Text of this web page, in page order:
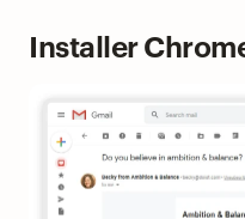
Installer